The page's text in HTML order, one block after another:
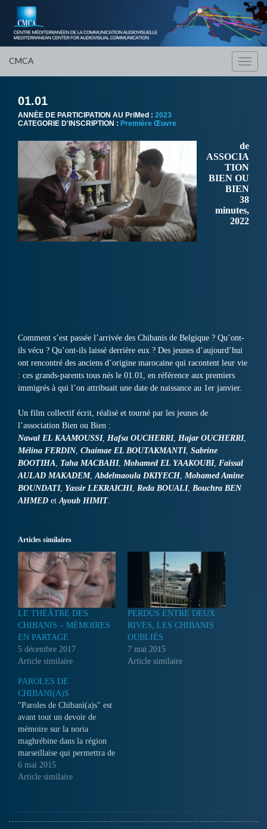
CMCA
01.01
ANNÈE DE PARTICIPATION AU PriMed : 2023
CATEGORIE D'INSCRIPTION : Première Œuvre
de
ASSOCIA
TION
BIEN OU
BIEN
38
minutes,
2022
Comment s’est passée l’arrivée des Chibanis de Belgique ? Qu’ont-
ils vécu ? Qu’ont-ils laissé derrière eux ? Des jeunes d’aujourd’hui
ont rencontré des anciens d’origine marocaine qui racontent leur vie
: ces grands-parents tous nés le 01.01, en référence aux premiers
immigrés à qui l’on attribuait une date de naissance au 1er janvier.
Un film collectif écrit, réalisé et tourné par les jeunes de
l’association Bien ou Bien :
Nawal EL KAAMOUSSI, Hafsa OUCHERRI, Hajar OUCHERRI,
Mélina FERDIN, Chaimae EL BOUTAKMANTI, Sabrine
BOOTIHA, Taha MACBAHI, Mohamed EL YAAKOUBI, Faissal
AULAD MAKADEM,Abdelmaoula DKIYECH, Mohamed Amine
BOUNDATI, Yassir LEKRAICHI, Reda BOUALI, Bouchra BEN
AHMED etAyoub HIMIT.
Articles similaires
LE THÉÂTRE DES
CHIBANIS – MÉMOIRES
EN PARTAGE
5 décembre 2017
Article similaire
PERDUS ENTRE DEUX
RIVES, LES CHIBANIS
OUBLIÉS
7 mai 2015
Article similaire
PAROLES DE
CHIBANI(A)S
"Paroles de Chibani(a)s" est
avant tout un devoir de
mémoire sur la noria
maghrébine dans la région
marseillaise qui permettra de
mieux connaître leur histoire
et aidera à les reconnaître
6 mai 2015
Article similaire